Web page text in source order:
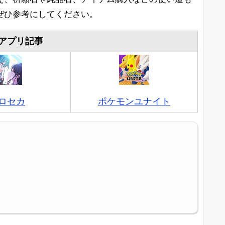
参考にしてください。
プリ記事
セカ ポケモンユナイト